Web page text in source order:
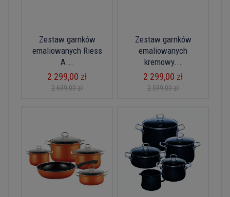
Zestaw garnków
emaliowanych Riess
A...
2 299,00 zł
2 699,00 zł
Zestaw garnków
emaliowanych
kremowy...
2 299,00 zł
2 599,00 zł